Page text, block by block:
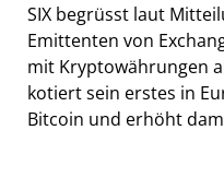
SIX begrüsst laut
Emittenten von
mit Kryptowährungen
kotiert sein erstes in
Bitcoin und erhöht